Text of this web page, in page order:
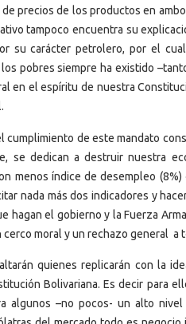
precios de los productos en
tampoco encuentra su
su carácter petrolero, por el
pobres siempre ha existido
en el espíritu de nuestra
cumplimiento de este mandato
se dedican a destruir nuestra
menos índice de desempleo
nada más dos indicadores y
hagan el gobierno y la Fuerza
cerco moral y un rechazo general a
quienes replicarán con la
Bolivariana. Es decir para
algunos –no pocos- un alto